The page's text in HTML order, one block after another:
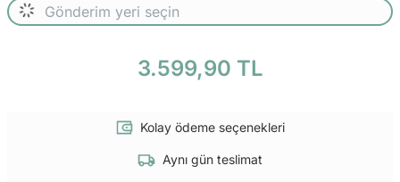
3.599,90 TL
Kolay ödeme seçenekleri
Aynı gün teslimat